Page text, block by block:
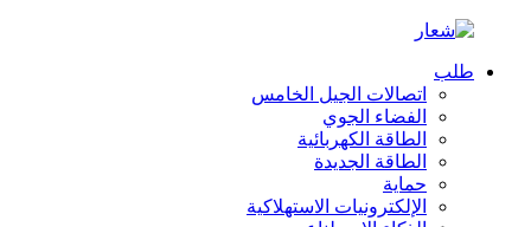
طلب
اتصالات الجيل الخامس
الفضاء الجوي
الطاقة الكهربائية
الطاقة الجديدة
حماية
الإلكترونيات الاستهلاكية